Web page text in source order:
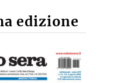
edizione